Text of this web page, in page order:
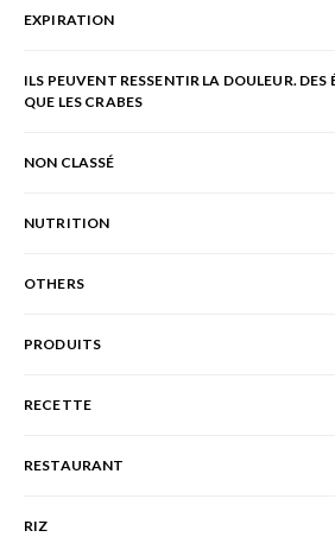
EXPIRATION
ILS PEUVENT RESSENTIR LA DOULEUR.
QUE LES CRABES
NON CLASSÉ
NUTRITION
OTHERS
PRODUITS
RECETTE
RESTAURANT
RIZ